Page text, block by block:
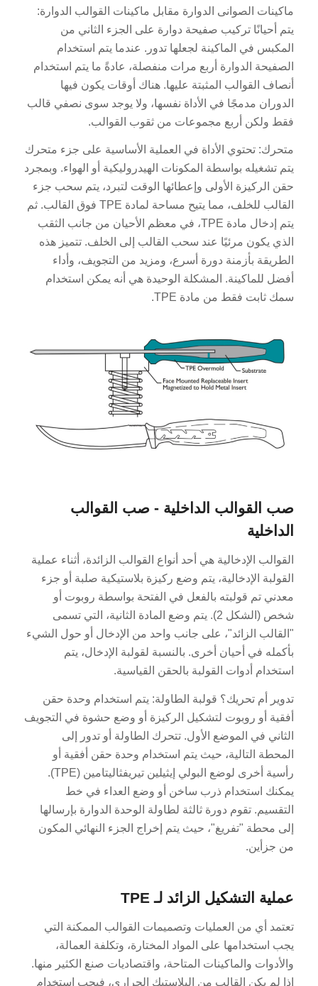
ماكينات الصوانى الدوارة مقابل ماكينات القوالب الدوارة:
يتم أحيانًا تركيب صفيحة دوارة على الجزء الثاني من
المكبس في الماكينة لجعلها تدور. عندما يتم استخدام
الصفيحة الدوارة أربع مرات منفصلة، عادةً ما يتم استخدام
أنصاف القوالب المثبتة عليها. هناك أوقات يكون فيها
الدوران مدمجًا في الأداة نفسها، ولا يوجد سوى نصفي قالب
فقط ولكن أربع مجموعات من ثقوب القوالب.
متحرك: تحتوي الأداة في العملية الأساسية على جزء متحرك
يتم تشغيله بواسطة المكونات الهيدروليكية أو الهواء. وبمجرد
حقن الركيزة الأولى وإعطائها الوقت لتبرد، يتم سحب جزء
القالب للخلف، مما يتيح مساحة لمادة TPE فوق القالب. ثم
يتم إدخال مادة TPE، في معظم الأحيان من جانب الثقب
الذي يكون مرئيًا عند سحب القالب إلى الخلف. تتميز هذه
الطريقة بأزمنة دورة أسرع، ومزيد من التجويف، وأداء
أفضل للماكينة. المشكلة الوحيدة هي أنه يمكن استخدام
سمك ثابت فقط من مادة TPE.
صب القوالب الداخلية - صب القوالب
الداخلية
القوالب الإدخالية هي أحد أنواع القوالب الزائدة، أثناء عملية
القولبة الإدخالية، يتم وضع ركيزة بلاستيكية صلبة أو جزء
معدني تم قولبته بالفعل في الفتحة بواسطة روبوت أو
شخص (الشكل 2). يتم وضع المادة الثانية، التي تسمى
"القالب الزائد"، على جانب واحد من الإدخال أو حول الشيء
بأكمله في أحيان أخرى. بالنسبة لقولبة الإدخال، يتم
استخدام أدوات القولبة بالحقن القياسية.
تدوير أم تحريك؟ قولبة الطاولة: يتم استخدام وحدة حقن
أفقية أو روبوت لتشكيل الركيزة أو وضع حشوة في التجويف
الثاني في الموضع الأول. تتحرك الطاولة أو تدور إلى
المحطة التالية، حيث يتم استخدام وحدة حقن أفقية أو
رأسية أخرى لوضع البولي إيثيلين تيريفثاليتامين (TPE).
يمكنك استخدام ذرب ساخن أو وضع العداء في خط
التقسيم. تقوم دورة ثالثة لطاولة الوحدة الدوارة بإرسالها
إلى محطة "تفريغ"، حيث يتم إخراج الجزء النهائي المكون
من جزأين.
عملية التشكيل الزائد لـ TPE
تعتمد أي من العمليات وتصميمات القوالب الممكنة التي
يجب استخدامها على المواد المختارة، وتكلفة العمالة،
والأدوات والماكينات المتاحة، واقتصاديات صنع الكثير منها.
إذا لم يكن القالب من البلاستيك الحراري، فيجب استخدام